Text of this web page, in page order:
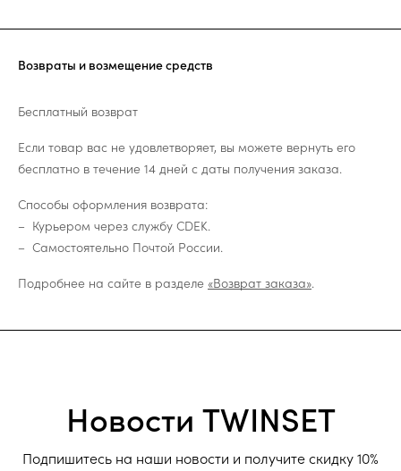
Возвраты и возмещение средств
Бесплатный возврат
Если товар вас не удовлетворяет, вы можете вернуть его
бесплатно в течение 14 дней с даты получения заказа.
Способы оформления возврата:
Курьером через службу CDEK.
Самостоятельно Почтой России.
Подробнее на сайте в разделе «Возврат заказа».
Новости TWINSET
Подпишитесь на наши новости и получите скидку 10%